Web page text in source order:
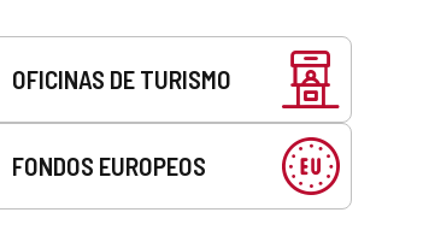
OFICINAS DE TURISMO
FONDOS EUROPEOS